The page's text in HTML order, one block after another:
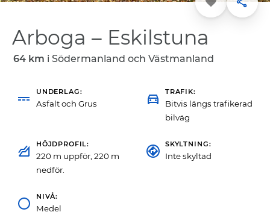
Favorit Dela
Arboga – Eskilstuna
64 km i Södermanland och Västmanland
UNDERLAG
Asfalt och Grus
TRAFIK
Bitvis längs trafikerad
bilväg
HÖJDPROFIL
220 m uppför, 220 m
nedför.
SKYLTNING
Inte skyltad
NIVÅ
Medel